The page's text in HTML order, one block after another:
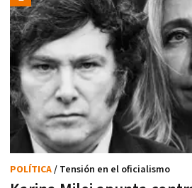
POLÍTICA/ Tensión en el oficialismo